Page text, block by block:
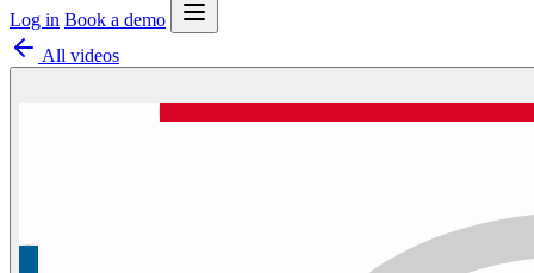
Log in Book a demo
All videos